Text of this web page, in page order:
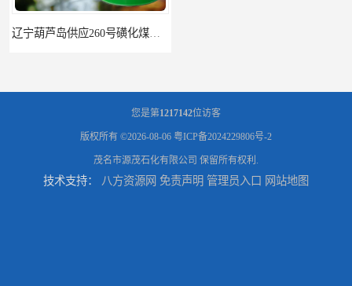
您是第1217142位访客
版权所有 ©2026-08-06 粤ICP备2024229806号-2
茂名市源茂石化有限公司 保留所有权利.
技术支持： 八方资源网 免责声明 管理员入口 网站地图